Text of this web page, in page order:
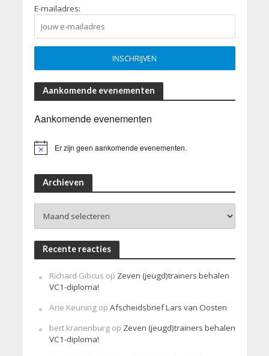
E-mailadres:
Aankomende evenementen
Aankomende evenementen
Er zijn geen aankomende evenementen.
Archieven
Recente reacties
Richard Gibcus op Zeven (jeugd)trainers behalen
VC1-diploma!
Arie Keuningop Afscheidsbrief Lars van Oosten
bert kranenburgop Zeven (jeugd)trainers behalen
VC1-diploma!